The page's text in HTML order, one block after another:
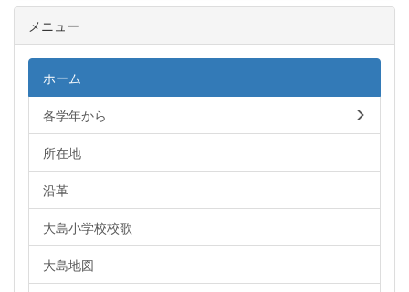
メニュー
ホーム
各学年から
所在地
沿革
大島小学校校歌
大島地図